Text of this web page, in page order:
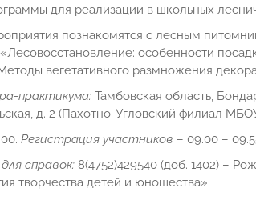
для реализации в школьных
познакомятся с лесным
особенности
вегетативного размножения
практикума: Тамбовская область,
д. 2 (Пахотно-Угловский филиал
Регистрация участников – 09.00 –
справок: 8(4752)429540 (доб. 1402) –
творчества детей и юношества».